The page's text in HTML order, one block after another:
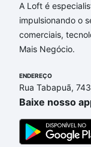
Aqui na Loft
Apartamentos
Guimarães,
0 e com
Se ainda tem
no processo
quanto custa
a gente para
com
A Loft é
impulsionando o
comerciais,
Mais Negócio.
ENDEREÇO
Rua Tabapuã,
Baixe nosso